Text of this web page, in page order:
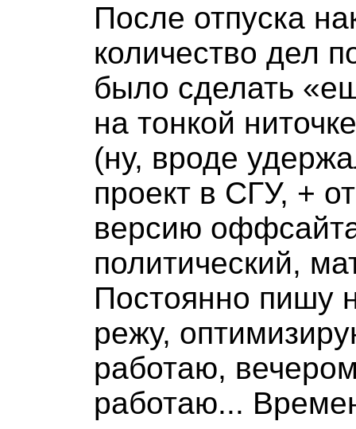
После отпуска
количество дел
было сделать
на тонкой
(ну, вроде
проект в СГУ, +
версию
политический,
Постоянно пишу
режу,
работаю,
работаю...